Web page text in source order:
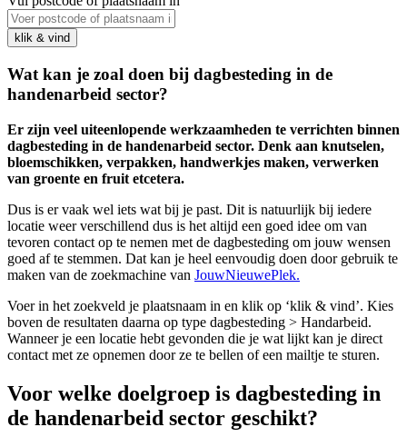
Wat kan je zoal doen bij dagbesteding in de
handenarbeid sector?
Er zijn veel uiteenlopende werkzaamheden te verrichten binnen
dagbesteding in de handenarbeid sector. Denk aan knutselen,
bloemschikken, verpakken, handwerkjes maken, verwerken
van groente en fruit etcetera.
Dus is er vaak wel iets wat bij je past. Dit is natuurlijk bij iedere
locatie weer verschillend dus is het altijd een goed idee om van
tevoren contact op te nemen met de dagbesteding om jouw wensen
goed af te stemmen. Dat kan je heel eenvoudig doen door gebruik te
maken van de zoekmachine van JouwNieuwePlek.
Voer in het zoekveld je plaatsnaam in en klik op ‘klik & vind’. Kies
boven de resultaten daarna op type dagbesteding > Handarbeid.
Wanneer je een locatie hebt gevonden die je wat lijkt kan je direct
contact met ze opnemen door ze te bellen of een mailtje te sturen.
Voor welke doelgroep is dagbesteding in
de handenarbeid sector geschikt?